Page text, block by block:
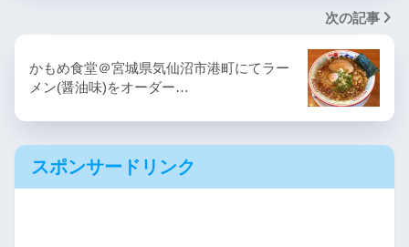
次の記事
かもめ食堂＠宮城県気仙沼市港町にてラー
メン(醤油味)をオーダー…
スポンサードリンク